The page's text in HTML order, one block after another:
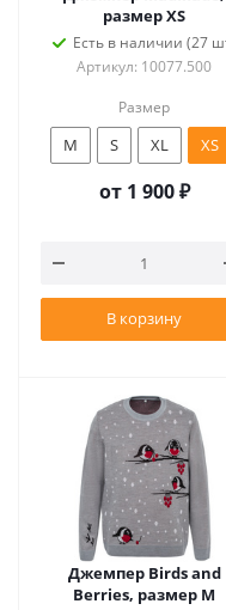
размер XS
Есть в наличии (27
Артикул: 10077.500
Размер
M S XL XS
от 1 900 ₽
В корзину
Джемпер Birds and
Berries, размер M